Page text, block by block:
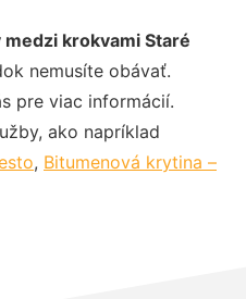
krokvami Staré
nemusíte obávať.
pre viac informácií.
ako napríklad
, Bitumenová krytina –